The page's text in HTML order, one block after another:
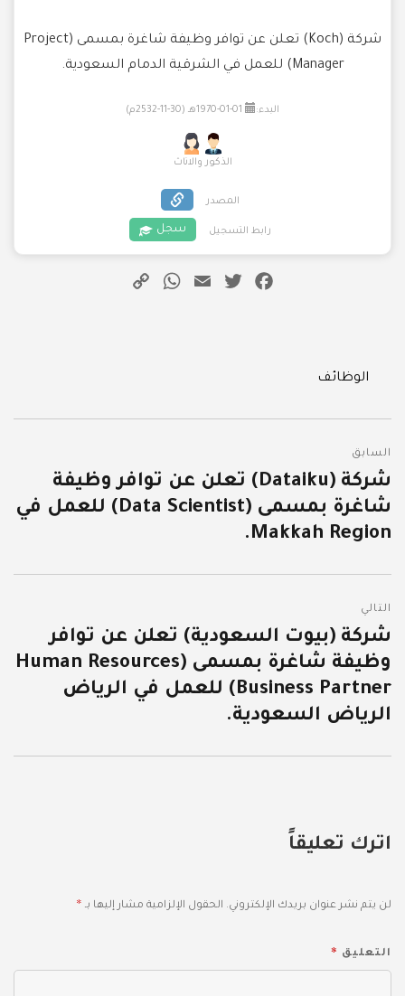
شركة (Koch) تعلن عن توافر وظيفة شاغرة بمسمى (Project
Manager) للعمل في الشرقية الدمام السعودية.
البدء:
الذكور والاناث
المصدر
رابط التسجيل سجل
Facebook
Twitter
Email
WhatsApp
Categories
الوظائف
المقالات
السابق
المقالة
السابقة:
شركة (Dataiku) تعلن عن توافر وظيفة
شاغرة بمسمى (Data Scientist) للعمل في
Makkah Region.
التالي
المقالة
التالية:
شركة (بيوت السعودية) تعلن عن توافر
وظيفة شاغرة بمسمى (Human Resources
Business Partner) للعمل في الرياض
الرياض السعودية.
اترك تعليقاً
لن يتم نشر عنوان بريدك الإلكتروني. الحقول الإلزامية مشار إليها بـ *
التعليق *